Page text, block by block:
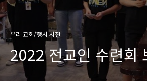
우리 교회/행사 사진
2022 전교인 수련회